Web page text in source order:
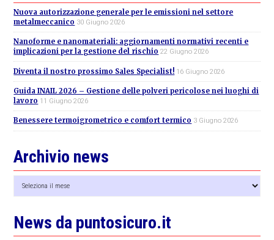
Nuova autorizzazione generale per le emissioni nel settore
metalmeccanico 30 Giugno 2026
Nanoforme e nanomateriali: aggiornamenti normativi recenti e
implicazioni per la gestione del rischio 22 Giugno 2026
Diventa il nostro prossimo Sales Specialist! 16 Giugno 2026
Guida INAIL 2026 – Gestione delle polveri pericolose nei luoghi di
lavoro 11 Giugno 2026
Benessere termoigrometrico e comfort termico 3 Giugno 2026
Archivio news
news
News da puntosicuro.it